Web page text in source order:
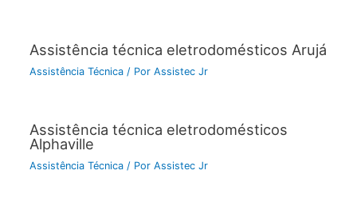
Assistência técnica eletrodomésticos Arujá
Assistência Técnica/ Por Assistec Jr
Assistência técnica eletrodomésticos
Alphaville
Assistência Técnica/ Por Assistec Jr